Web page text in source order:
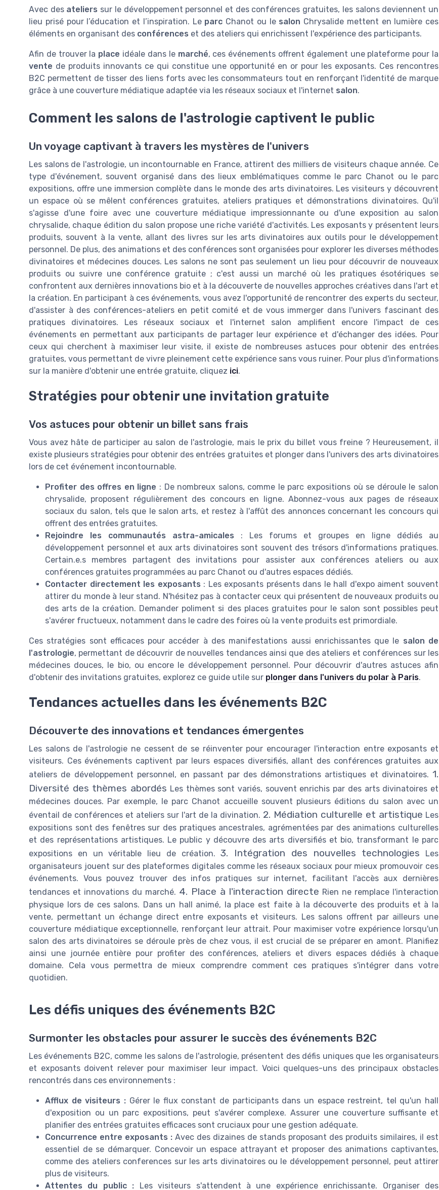
Avec des ateliers sur le développement personnel et des conférences gratuites, les salons deviennent un
lieu prisé pour l’éducation et l’inspiration. Le parc Chanot ou le salon Chrysalide mettent en lumière ces
éléments en organisant des conférences et des ateliers qui enrichissent l'expérience des participants.
Afin de trouver la place idéale dans le marché, ces événements offrent également une plateforme pour la
vente de produits innovants ce qui constitue une opportunité en or pour les exposants. Ces rencontres
B2C permettent de tisser des liens forts avec les consommateurs tout en renforçant l'identité de marque
grâce à une couverture médiatique adaptée via les réseaux sociaux et l'internet salon.
Comment les salons de l'astrologie captivent le public
Un voyage captivant à travers les mystères de l'univers
Les salons de l'astrologie, un incontournable en France, attirent des milliers de visiteurs chaque année. Ce
type d'événement, souvent organisé dans des lieux emblématiques comme le parc Chanot ou le parc
expositions, offre une immersion complète dans le monde des arts divinatoires. Les visiteurs y découvrent
un espace où se mêlent conférences gratuites, ateliers pratiques et démonstrations divinatoires. Qu'il
s'agisse d'une foire avec une couverture médiatique impressionnante ou d'une exposition au salon
chrysalide, chaque édition du salon propose une riche variété d'activités. Les exposants y présentent leurs
produits, souvent à la vente, allant des livres sur les arts divinatoires aux outils pour le développement
personnel. De plus, des animations et des conférences sont organisées pour explorer les diverses méthodes
divinatoires et médecines douces. Les salons ne sont pas seulement un lieu pour découvrir de nouveaux
produits ou suivre une conférence gratuite ; c'est aussi un marché où les pratiques ésotériques se
confrontent aux dernières innovations bio et à la découverte de nouvelles approches créatives dans l'art et
la création. En participant à ces événements, vous avez l'opportunité de rencontrer des experts du secteur,
d'assister à des conférences-ateliers en petit comité et de vous immerger dans l'univers fascinant des
pratiques divinatoires. Les réseaux sociaux et l'internet salon amplifient encore l'impact de ces
événements en permettant aux participants de partager leur expérience et d'échanger des idées. Pour
ceux qui cherchent à maximiser leur visite, il existe de nombreuses astuces pour obtenir des entrées
gratuites, vous permettant de vivre pleinement cette expérience sans vous ruiner. Pour plus d'informations
sur la manière d'obtenir une entrée gratuite, cliquez ici.
Stratégies pour obtenir une invitation gratuite
Vos astuces pour obtenir un billet sans frais
Vous avez hâte de participer au salon de l'astrologie, mais le prix du billet vous freine ? Heureusement, il
existe plusieurs stratégies pour obtenir des entrées gratuites et plonger dans l'univers des arts divinatoires
lors de cet événement incontournable.
Profiter des offres en ligne : De nombreux salons, comme le parc expositions où se déroule le salon
chrysalide, proposent régulièrement des concours en ligne. Abonnez-vous aux pages de réseaux
sociaux du salon, tels que le salon arts, et restez à l'affût des annonces concernant les concours qui
offrent des entrées gratuites.
Rejoindre les communautés astra-amicales : Les forums et groupes en ligne dédiés au
développement personnel et aux arts divinatoires sont souvent des trésors d'informations pratiques.
Certain.e.s membres partagent des invitations pour assister aux conférences ateliers ou aux
conférences gratuites programmées au parc Chanot ou d'autres espaces dédiés.
Contacter directement les exposants : Les exposants présents dans le hall d'expo aiment souvent
attirer du monde à leur stand. N'hésitez pas à contacter ceux qui présentent de nouveaux produits ou
des arts de la création. Demander poliment si des places gratuites pour le salon sont possibles peut
s'avérer fructueux, notamment dans le cadre des foires où la vente produits est primordiale.
Ces stratégies sont efficaces pour accéder à des manifestations aussi enrichissantes que le salon de
l'astrologie, permettant de découvrir de nouvelles tendances ainsi que des ateliers et conférences sur les
médecines douces, le bio, ou encore le développement personnel. Pour découvrir d'autres astuces afin
d'obtenir des invitations gratuites, explorez ce guide utile sur plonger dans l'univers du polar à Paris.
Tendances actuelles dans les événements B2C
Découverte des innovations et tendances émergentes
Les salons de l'astrologie ne cessent de se réinventer pour encourager l'interaction entre exposants et
visiteurs. Ces événements captivent par leurs espaces diversifiés, allant des conférences gratuites aux
ateliers de développement personnel, en passant par des démonstrations artistiques et divinatoires. 1.
Diversité des thèmes abordés Les thèmes sont variés, souvent enrichis par des arts divinatoires et
médecines douces. Par exemple, le parc Chanot accueille souvent plusieurs éditions du salon avec un
éventail de conférences et ateliers sur l'art de la divination. 2. Médiation culturelle et artistique Les
expositions sont des fenêtres sur des pratiques ancestrales, agrémentées par des animations culturelles
et des représentations artistiques. Le public y découvre des arts diversifiés et bio, transformant le parc
expositions en un véritable lieu de création.3. Intégration des nouvelles technologies Les
organisateurs jouent sur des plateformes digitales comme les réseaux sociaux pour mieux promouvoir ces
événements. Vous pouvez trouver des infos pratiques sur internet, facilitant l'accès aux dernières
tendances et innovations du marché. 4. Place à l'interaction directe Rien ne remplace l'interaction
physique lors de ces salons. Dans un hall animé, la place est faite à la découverte des produits et à la
vente, permettant un échange direct entre exposants et visiteurs. Les salons offrent par ailleurs une
couverture médiatique exceptionnelle, renforçant leur attrait. Pour maximiser votre expérience lorsqu'un
salon des arts divinatoires se déroule près de chez vous, il est crucial de se préparer en amont. Planifiez
ainsi une journée entière pour profiter des conférences, ateliers et divers espaces dédiés à chaque
domaine. Cela vous permettra de mieux comprendre comment ces pratiques s'intégrer dans votre
quotidien.
Les défis uniques des événements B2C
Surmonter les obstacles pour assurer le succès des événements B2C
Les événements B2C, comme les salons de l'astrologie, présentent des défis uniques que les organisateurs
et exposants doivent relever pour maximiser leur impact. Voici quelques-uns des principaux obstacles
rencontrés dans ces environnements :
Afflux de visiteurs :Gérer le flux constant de participants dans un espace restreint, tel qu'un hall
d'exposition ou un parc expositions, peut s'avérer complexe. Assurer une couverture suffisante et
planifier des entrées gratuites efficaces sont cruciaux pour une gestion adéquate.
Concurrence entre exposants : Avec des dizaines de stands proposant des produits similaires, il est
essentiel de se démarquer. Concevoir un espace attrayant et proposer des animations captivantes,
comme des ateliers conferences sur les arts divinatoires ou le développement personnel, peut attirer
plus de visiteurs.
Attentes du public : Les visiteurs s'attendent à une expérience enrichissante. Organiser des